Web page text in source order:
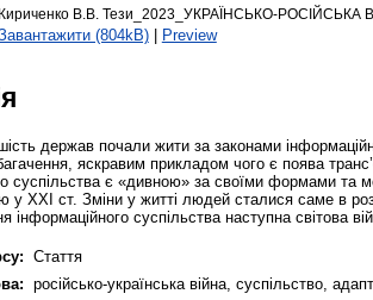
Кириченко В.В. Тези_2023_УКРАЇНСЬКО-
(804kB)| Preview
держав почали жити за законами
яскравим прикладом чого є поява
суспільства є «дивною» за своїми формами та
у XXI ст. Зміни у житті людей сталися саме в
інформаційного суспільства наступна світова
Стаття
російсько-українська війна, суспільство,